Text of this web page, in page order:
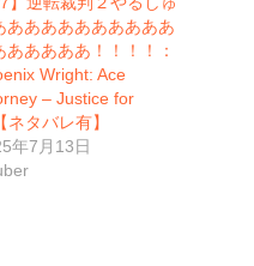
ああああああああああ
あああああ！！！！：
Wright: Ace
– Justice for
ネタバレ有】
年7月13日